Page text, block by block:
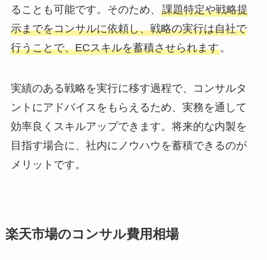
ることも可能です。そのため、 課題特定や戦略提
示までをコンサルに依頼し、戦略の実行は自社で
行うことで、ECスキルを蓄積させられます。
実績のある戦略を実行に移す過程で、コンサルタ
ントにアドバイスをもらえるため、実務を通して
効率良くスキルアップできます。将来的な内製を
目指す場合に、社内にノウハウを蓄積できるのが
メリットです。
楽天市場のコンサル費用相場